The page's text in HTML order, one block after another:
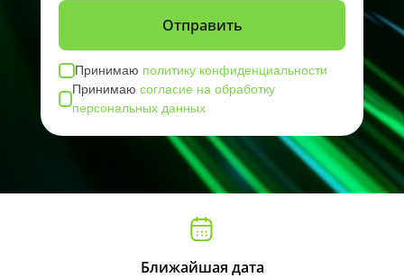
Принимаю политику конфиденциальности
Принимаюсогласие на обработку
персональных данных
Ближайшая дата